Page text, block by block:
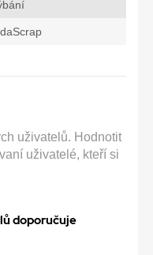
uživatelů. Hodnotit
uživatelé, kteří si
doporučuje